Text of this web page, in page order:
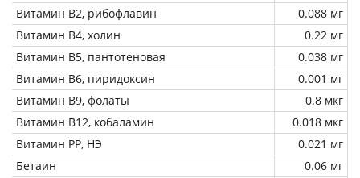
Витамин В2, рибофлавин
0.088 мг
Витамин В4, холин
0.22 мг
Витамин В5, пантотеновая
0.038 мг
Витамин В6, пиридоксин
0.001 мг
Витамин В9, фолаты
0.8 мкг
Витамин В12, кобаламин
0.018 мкг
Витамин РР, НЭ
0.021 мг
Бетаин
0.06 мг